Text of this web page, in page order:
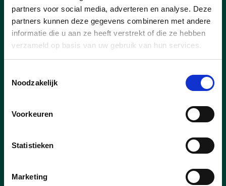
partners voor social media, adverteren en analyse. Deze
partners kunnen deze gegevens combineren met andere
informatie die u aan ze heeft verstrekt of die ze hebben
verzameld op basis van uw gebruik van hun services.
Noodzakelijk
Voorkeuren
Statistieken
Marketing